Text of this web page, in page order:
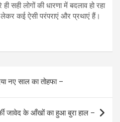
सही लोगों की धारणा में बदलाव हो रहा
कई ऐसी परंपराएं और प्रथाएं हैं।
नए साल का तोहफा –
जावेद के आँखों का हुआ बुरा हाल –